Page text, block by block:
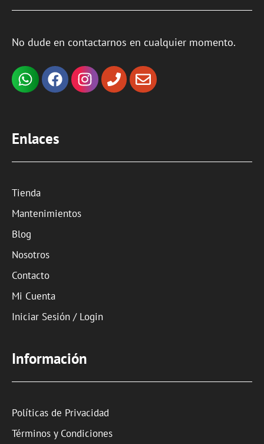
No dude en contactarnos en cualquier momento.
Enlaces
Tienda
Mantenimientos
Blog
Nosotros
Contacto
Mi Cuenta
Iniciar Sesión / Login
Información
Políticas de Privacidad
Términos y Condiciones